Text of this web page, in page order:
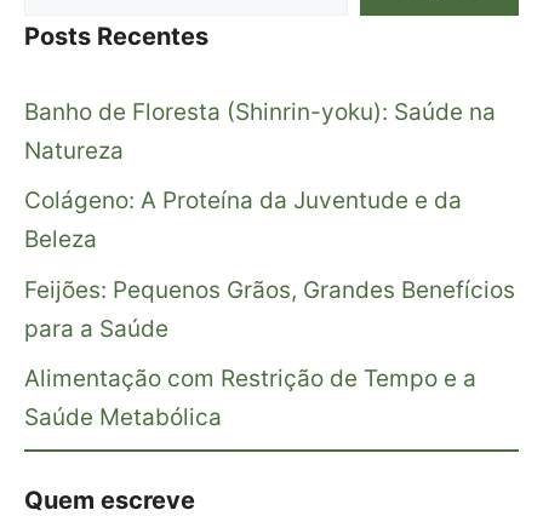
Posts Recentes
Banho de Floresta (Shinrin-yoku): Saúde na
Natureza
Colágeno: A Proteína da Juventude e da
Beleza
Feijões: Pequenos Grãos, Grandes Benefícios
para a Saúde
Alimentação com Restrição de Tempo e a
Saúde Metabólica
Quem escreve